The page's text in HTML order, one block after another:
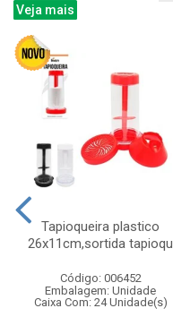
Veja mais
Tapioqueira plastico
26x11cm,sortida tapioqu
Código: 006452
Embalagem: Unidade
Caixa Com: 24 Unidade(s)